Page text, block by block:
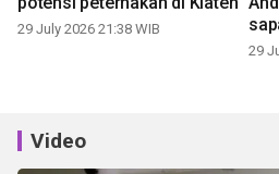
29 July 2026 21:38 WIB
29
Video